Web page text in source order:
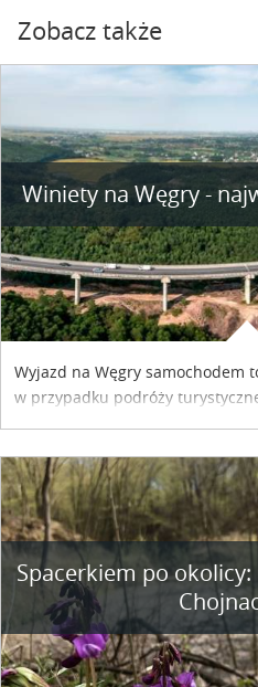
Zobacz także
Winiety na Węgry -
Wyjazd na Węgry samochodem
w przypadku podróży
współpracy reklamowej z
Spacerkiem po